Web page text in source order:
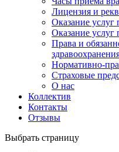
Лицензия и
Оказание
Оказание
Права и
Нормативно-
Страховые
О нас
Коллектив
Контакты
Отзывы
Выбрать страницу